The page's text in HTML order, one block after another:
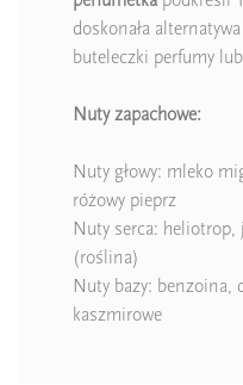
doskonała
buteleczki perfumy
Nuty zapachowe:
Nuty głowy: mleko
różowy pieprz
Nuty serca:
(roślina)
Nuty bazy: benzoina,
kaszmirowe